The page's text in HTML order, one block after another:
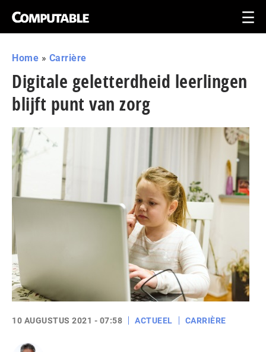
Home » Carrière
Digitale geletterdheid leerlingen
blijft punt van zorg
10 AUGUSTUS 2021 - 07:58 ACTUEEL CARRIÈRE